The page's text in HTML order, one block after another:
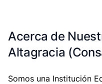
Acerca de
Altagracia
Somos una Institución